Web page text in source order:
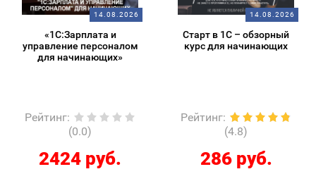
14.08.2026
Старт в 1С – обзорный
курс для начинающих
Рейтинг :
(4.8)
286 руб.
18.08.2026
Подготовка к экзамену
1С:Специалист-
Рейтинг :
(0.0)
12267 руб.